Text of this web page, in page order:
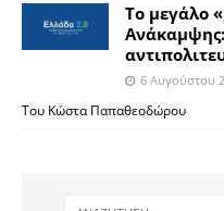
Το μεγάλο
6 Αυγούστου
Του Κώστα Παπαθεοδώρου